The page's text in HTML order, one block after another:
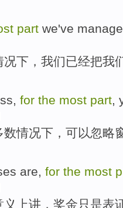
part we've
况下， 我们已经把我
, for the most part,
数情况下， 可以忽略
are, for the most
义上讲，奖金只是表